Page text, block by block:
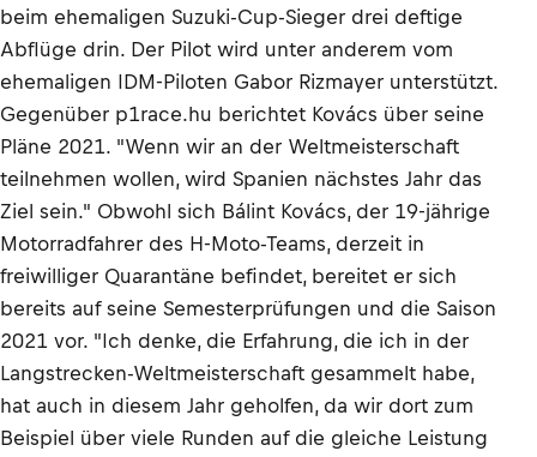
beim ehemaligen Suzuki-Cup-Sieger drei deftige
Abflüge drin. Der Pilot wird unter anderem vom
ehemaligen IDM-Piloten Gabor Rizmayer unterstützt.
Gegenüber p1race.hu berichtet Kovács über seine
Pläne 2021. "Wenn wir an der Weltmeisterschaft
teilnehmen wollen, wird Spanien nächstes Jahr das
Ziel sein." Obwohl sich Bálint Kovács, der 19-jährige
Motorradfahrer des H-Moto-Teams, derzeit in
freiwilliger Quarantäne befindet, bereitet er sich
bereits auf seine Semesterprüfungen und die Saison
2021 vor. "Ich denke, die Erfahrung, die ich in der
Langstrecken-Weltmeisterschaft gesammelt habe,
hat auch in diesem Jahr geholfen, da wir dort zum
Beispiel über viele Runden auf die gleiche Leistung